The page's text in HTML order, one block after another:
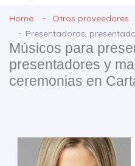
Home
Otros proveedores
Presentadoras,
Músicos para
presentadores y
ceremonias en